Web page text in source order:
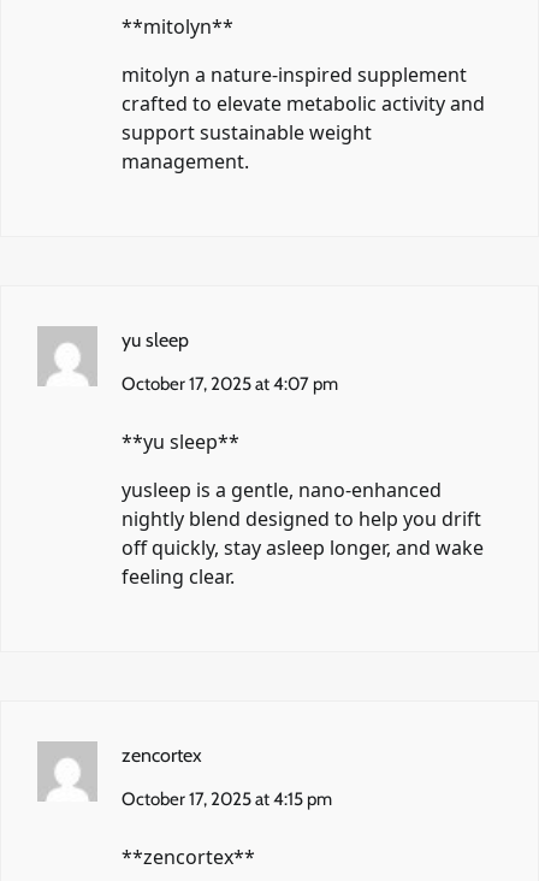
** mitolyn**
mitolyn a nature-inspired supplement
crafted to elevate metabolic activity and
support sustainable weight
management.
yu sleep
October 17, 2025 at 4:07 pm
**yu sleep**
yusleep is a gentle, nano-enhanced
nightly blend designed to help you drift
off quickly, stay asleep longer, and wake
feeling clear.
zencortex
October 17, 2025 at 4:15 pm
** zencortex**